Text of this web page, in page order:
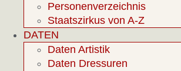
Personenverzeichnis
Staatszirkus von A-Z
DATEN
Daten Artistik
Daten Dressuren